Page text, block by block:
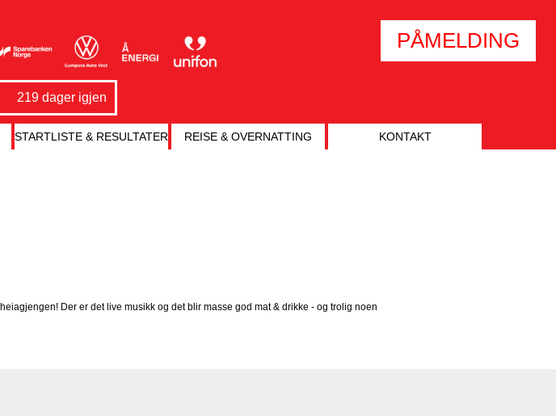
219 dager igjen
STARTLISTE & RESULTATER REISE & OVERNATTING KONTAKT
PÅMELDING
Der er det live musikk og det blir masse god mat & drikke - og trolig noen